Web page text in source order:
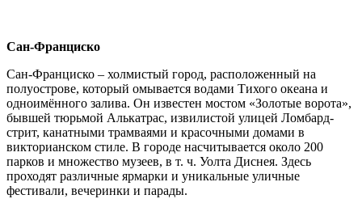
Сан-Франциско
Сан-Франциско – холмистый город, расположенный на
полуострове, который омывается водами Тихого океана и
одноимённого залива. Он известен мостом «Золотые ворота»,
бывшей тюрьмой Алькатрас, извилистой улицей Ломбард-
стрит, канатными трамваями и красочными домами в
викторианском стиле. В городе насчитывается около 200
парков и множество музеев, в т. ч. Уолта Диснея. Здесь
проходят различные ярмарки и уникальные уличные
фестивали, вечеринки и парады.